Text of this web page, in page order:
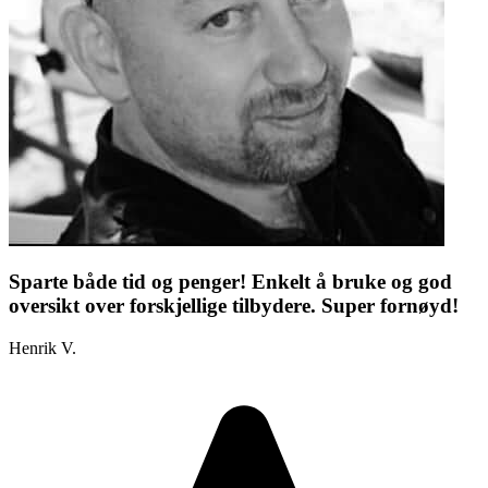
Sparte både tid og penger! Enkelt å bruke og god
oversikt over forskjellige tilbydere. Super fornøyd!
Henrik V.